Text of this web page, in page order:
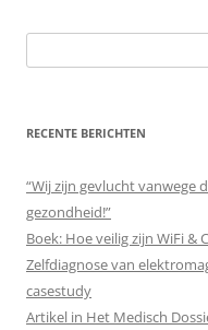
naar:
RECENTE BERICHTEN
“Wij zijn gevlucht vanwege
gezondheid!”
Boek: Hoe veilig zijn WiFi &
Zelfdiagnose van
casestudy
Artikel in Het Medisch